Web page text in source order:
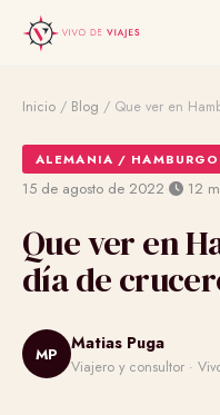
Inicio / Blog / Que ver en
ALEMANIA / HAMBURGO
15 de agosto de 2022 12
Que ver en
día de
MP
Matias Puga
Viajero y consultor ·